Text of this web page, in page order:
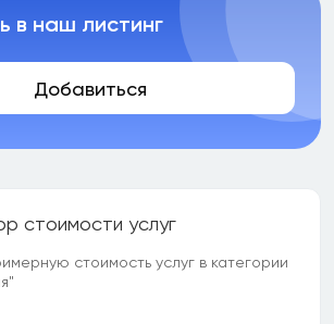
в наш листинг
Добавиться
стоимости услуг
стоимость услуг в категории